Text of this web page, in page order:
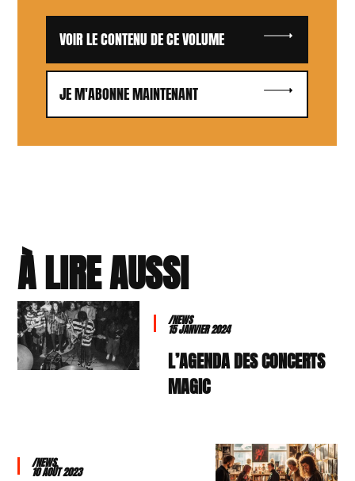
VOIR LE CONTENU DE CE VOLUME
JE M'ABONNE MAINTENANT
À LIRE AUSSI
/NEWS
15 JANVIER 2024
L’AGENDA DES CONCERTS
MAGIC
/NEWS
10 AOÛT 2023